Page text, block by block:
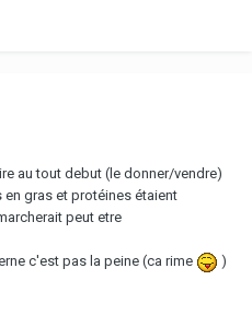
au tout debut (le donner/vendre)
gras et protéines étaient
peut etre
c'est pas la peine (ca rime
)